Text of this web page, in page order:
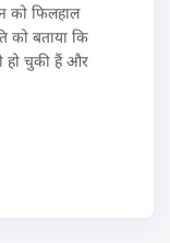
को फिलहाल
को बताया कि
हो चुकी हैं और